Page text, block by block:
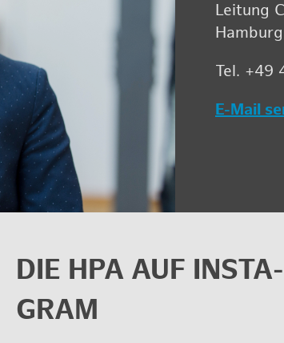
Lei­tung
Tel. +49
E-Mail
DIE HPA AUF INS­TA­
GRAM